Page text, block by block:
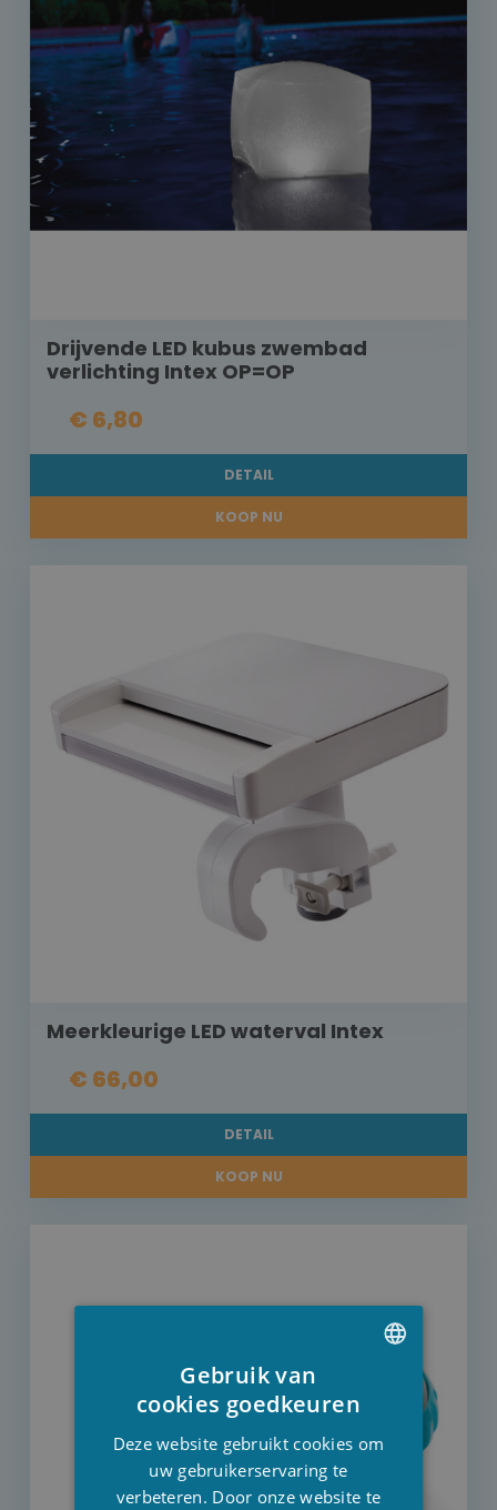
Drijvende LED kubus zwembad
verlichting Intex OP=OP
€ 6,80
DETAIL
KOOP NU
Meerkleurige LED waterval Intex
€ 66,00
DETAIL
KOOP NU
ENGLISH
Gebruik van
cookies goedkeuren
Deze website gebruikt cookies om
uw gebruikerservaring te
verbeteren. Door onze website te